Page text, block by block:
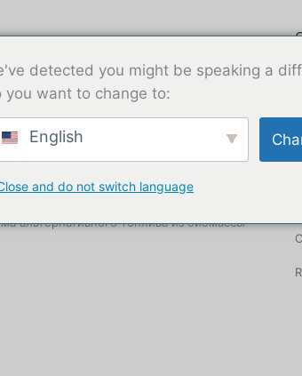
альтернативного топлива из
шин (TDF)
твердых промышленных отходов
альтернативного топлива из биомассы
detected you might be speaking a
you want to change to:
English
and do not switch language